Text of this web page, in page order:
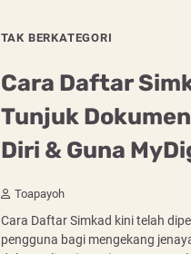
TAK BERKATEGORI
Cara Daftar
Tunjuk
Diri & Guna
Toapayoh
Cara Daftar Simkad kini telah
pengguna bagi mengekang